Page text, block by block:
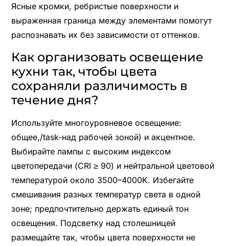
Ясные кромки, ребристые поверхности и
выраженная граница между элементами помогут
распознавать их без зависимости от оттенков.
Как организовать освещение
кухни так, чтобы цвета
сохраняли различимость в
течение дня?
Используйте многоуровневое освещение:
общее,/task-над рабочей зоной) и акцентное.
Выбирайте лампы с высоким индексом
цветопередачи (CRI ≥ 90) и нейтральной цветовой
температурой около 3500–4000K. Избегайте
смешивания разных температур света в одной
зоне; предпочтительно держать единый тон
освещения. Подсветку над столешницей
размещайте так, чтобы цвета поверхности не